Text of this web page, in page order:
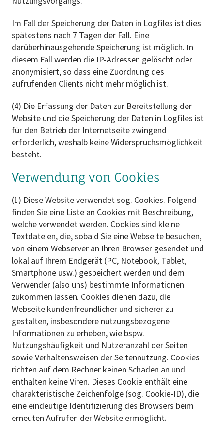
Im Fall der Speicherung der Daten in Logfiles ist dies
spätestens nach 7 Tagen der Fall. Eine
darüberhinausgehende Speicherung ist möglich. In
diesem Fall werden die IP-Adressen gelöscht oder
anonymisiert, so dass eine Zuordnung des
aufrufenden Clients nicht mehr möglich ist.
(4) Die Erfassung der Daten zur Bereitstellung der
Website und die Speicherung der Daten in Logfiles ist
für den Betrieb der Internetseite zwingend
erforderlich, weshalb keine Widerspruchsmöglichkeit
besteht.
Verwendung von Cookies
(1) Diese Website verwendet sog. Cookies. Folgend
finden Sie eine Liste an Cookies mit Beschreibung,
welche verwendet werden. Cookies sind kleine
Textdateien, die, sobald Sie eine Webseite besuchen,
von einem Webserver an Ihren Browser gesendet und
lokal auf Ihrem Endgerät (PC, Notebook, Tablet,
Smartphone usw.) gespeichert werden und dem
Verwender (also uns) bestimmte Informationen
zukommen lassen. Cookies dienen dazu, die
Webseite kundenfreundlicher und sicherer zu
gestalten, insbesondere nutzungsbezogene
Informationen zu erheben, wie bspw.
Nutzungshäufigkeit und Nutzeranzahl der Seiten
sowie Verhaltensweisen der Seitennutzung. Cookies
richten auf dem Rechner keinen Schaden an und
enthalten keine Viren. Dieses Cookie enthält eine
charakteristische Zeichenfolge (sog. Cookie-ID), die
eine eindeutige Identifizierung des Browsers beim
erneuten Aufrufen der Website ermöglicht.